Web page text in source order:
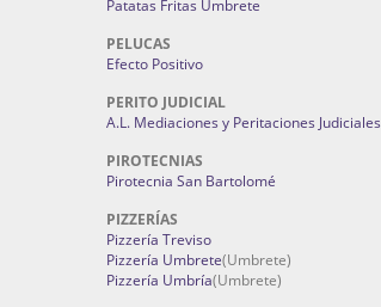
Patatas Fritas Umbrete
PELUCAS
Efecto Positivo
PERITO JUDICIAL
A.L. Mediaciones y Peritaciones Judiciales
PIROTECNIAS
Pirotecnia San Bartolomé
PIZZERÍAS
Pizzería Treviso
Pizzería Umbrete(Umbrete)
Pizzería Umbría(Umbrete)